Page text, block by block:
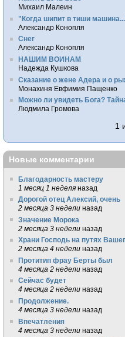
Михаил Малеин
"Когда шипит в тиши
Александр Конопля
Снег
Александр Конопля
НАШИМ ВОИНАМ
Надежда Кушкова
Сказание о жене Адера и о
Монахиня Евфимия Пащенко
Можно ли увидеть Бога?
Людмила Громова
1
Новые комментарии
Благодарность мастеру
1 месяц 1 неделя назад
Дорогой отец Алексий, очень
2 месяца 3 недели назад
Значение Морока
2 месяца 3 недели назад
Храни Господь на путях
2 месяца 4 недели назад
Протитип фрау Берты был
4 месяца 2 недели назад
Сейчас будет
4 месяца 2 недели назад
Продолжение.
4 месяца 3 недели назад
Впечатления
4 месяца 3 недели назад